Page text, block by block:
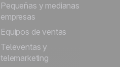
Pequeñas y medianas
empresas
Equipos de ventas
Televentas y
telemarketing